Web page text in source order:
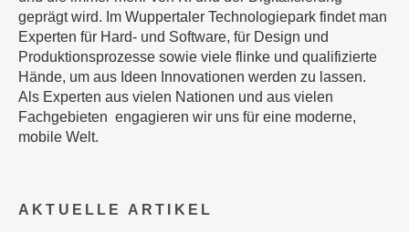
geprägt wird. Im Wuppertaler Technologiepark findet man
Experten für Hard- und Software, für Design und
Produktionsprozesse sowie viele flinke und qualifizierte
Hände, um aus Ideen Innovationen werden zu lassen.
Als Experten aus vielen Nationen und aus vielen
Fachgebieten engagieren wir uns für eine moderne,
mobile Welt.
AKTUELLE ARTIKEL